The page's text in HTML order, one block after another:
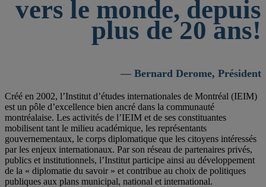
vers le monde, depuis
plus de 20 ans!
— Bernard Derome, Président
Créé en 2002, l’Institut d’études internationales de Montréal (IEIM)
est un pôle d’excellence bien ancré dans la communauté
montréalaise. Les activités de l’IEIM et de ses constituantes
mobilisent tant le milieu académique, les représentants
gouvernementaux, le corps diplomatique que les citoyens intéressés
par les enjeux internationaux. Par son réseau de partenaires privés,
publics et institutionnels, l’Institut participe ainsi au développement
de la « diplomatie du savoir » et contribue au choix de politiques
publiques aux plans municipal, national et international.